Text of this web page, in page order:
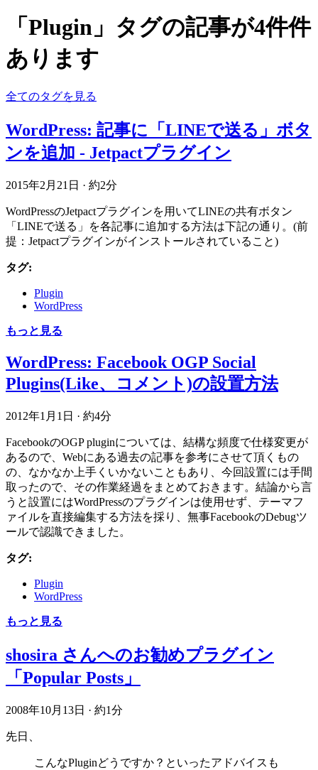
「Plugin」タグの記事が4件件
あります
全てのタグを見る
WordPress: 記事に「LINEで送る」ボタ
ンを追加 - Jetpactプラグイン
2015年2月21日 · 約2分
WordPressのJetpactプラグインを用いてLINEの共有ボタン
「LINEで送る」を各記事に追加する方法は下記の通り。(前
提：Jetpactプラグインがインストールされていること)
タグ:
Plugin
WordPress
もっと見る
WordPress: Facebook OGP Social
Plugins(Like、コメント)の設置方法
2012年1月1日 · 約4分
FacebookのOGP pluginについては、結構な頻度で仕様変更が
あるので、Webにある過去の記事を参考にさせて頂くもの
の、なかなか上手くいかないこともあり、今回設置には手間
取ったので、その作業経過をまとめておきます。結論から言
うと設置にはWordPressのプラグインは使用せず、テーマフ
ァイルを直接編集する方法を採り、無事FacebookのDebugツ
ールで認識できました。
タグ:
Plugin
WordPress
もっと見る
shosira さんへのお勧めプラグイン
「Popular Posts」
2008年10月13日 · 約1分
先日、
こんなPluginどうですか？といったアドバイスも